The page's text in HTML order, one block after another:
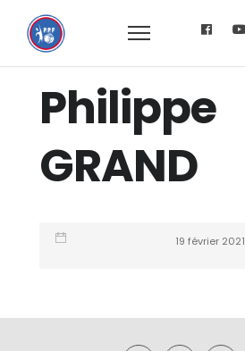
Philippe
GRAND
19 février 2021